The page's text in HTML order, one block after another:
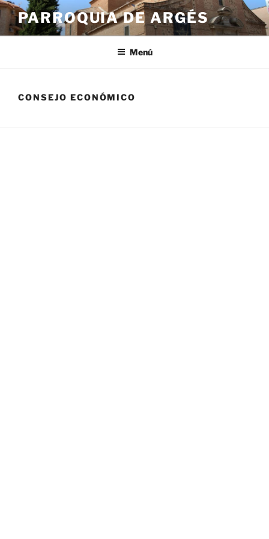
Saltar
contenido
PARROQUIA DE ARGÉS
Menú
CONSEJO ECONÓMICO